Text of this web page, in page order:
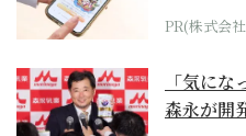
PR(株式会
「気に
森永が開